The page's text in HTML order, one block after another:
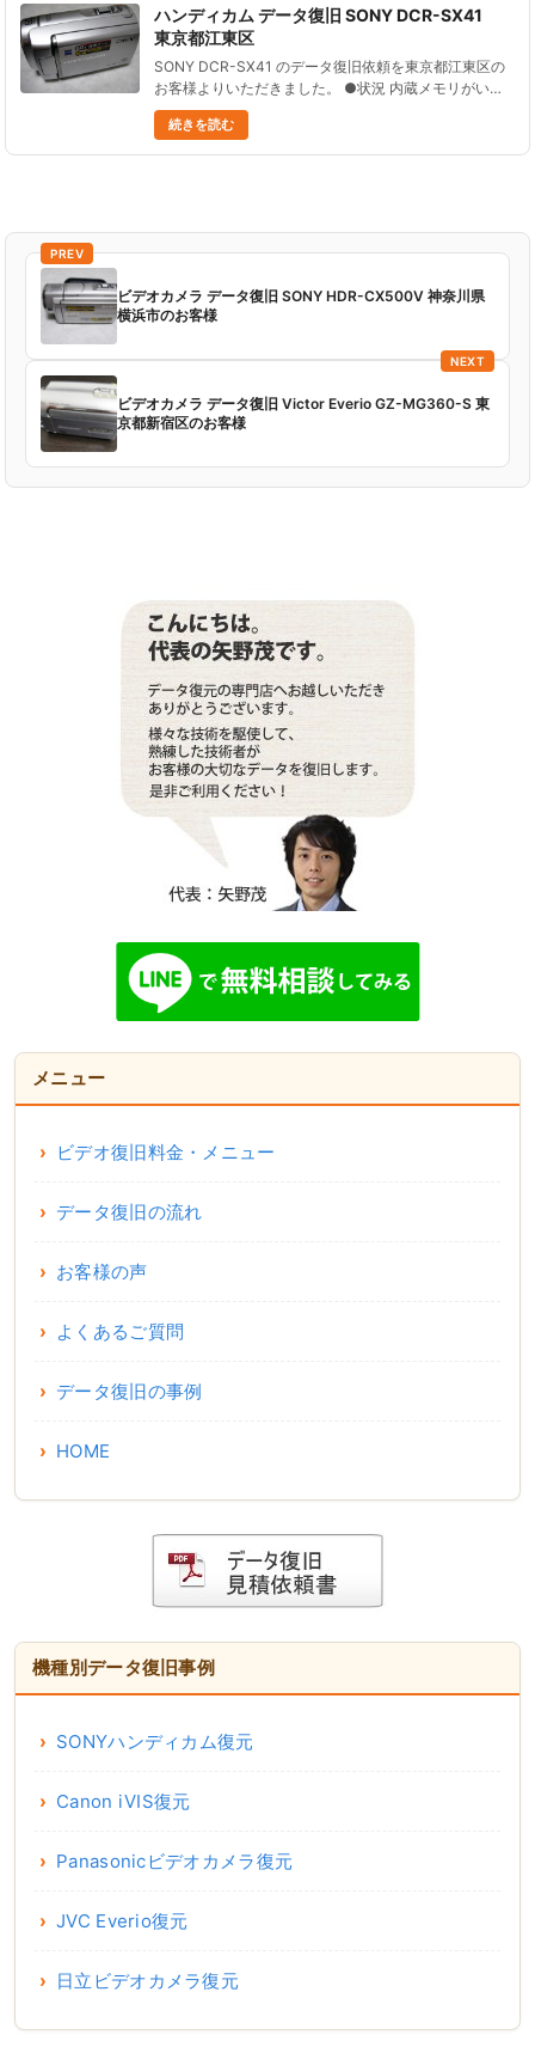
ハンディカム データ復旧 SONY DCR-SX41
東京都江東区
SONY DCR-SX41 のデータ復旧依頼を東京都江東区の
お客様よりいただきました。 ●状況 内蔵メモリがいっ
ぱいになったので、メモリスティックに録画するよう設
定を切り替えた。 すると、初期化や削除処理はしてい
ないのに......
続きを読む
PREV
ビデオカメラ データ復旧 SONY HDR-CX500V 神奈川県
横浜市のお客様
NEXT
ビデオカメラ データ復旧 Victor Everio GZ-MG360-S 東
京都新宿区のお客様
メニュー
ビデオ復旧料金・メニュー
データ復旧の流れ
お客様の声
よくあるご質問
データ復旧の事例
HOME
機種別データ復旧事例
SONYハンディカム復元
Canon iVIS復元
Panasonicビデオカメラ復元
JVC Everio復元
日立ビデオカメラ復元